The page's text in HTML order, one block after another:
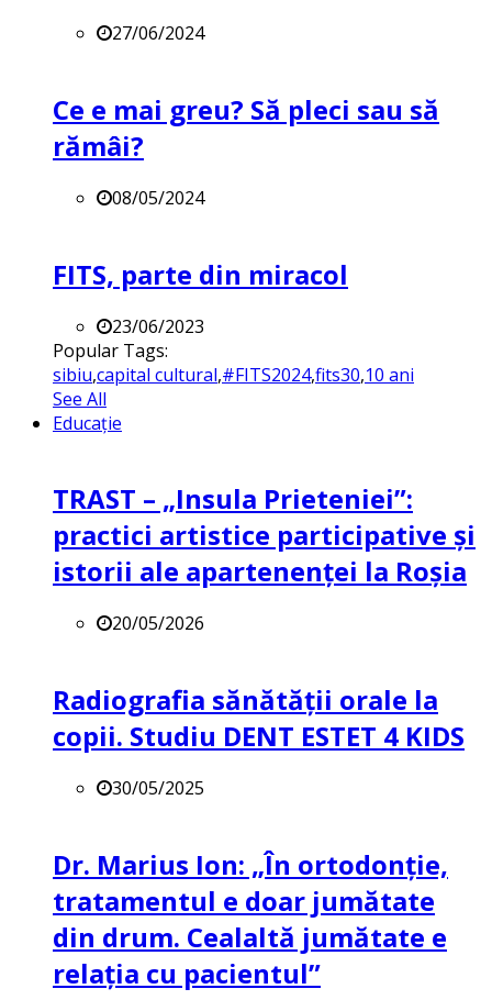
27/06/2024
Ce e mai greu? Să pleci sau să
rămâi?
08/05/2024
FITS, parte din miracol
23/06/2023
Popular Tags:
sibiu,capital cultural,#FITS2024,fits30,10 ani
See All
Educație
TRAST – „Insula Prieteniei”:
practici artistice participative și
istorii ale apartenenței la Roșia
20/05/2026
Radiografia sănătății orale la
copii. Studiu DENT ESTET 4 KIDS
30/05/2025
Dr. Marius Ion: „În ortodonție,
tratamentul e doar jumătate
din drum. Cealaltă jumătate e
relația cu pacientul”